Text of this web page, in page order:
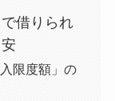
借りられ
限度額」の